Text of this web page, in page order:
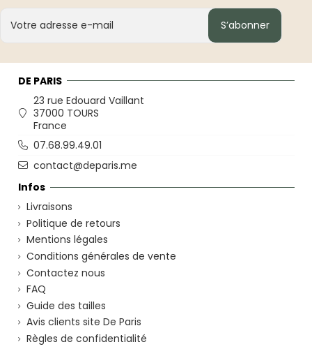
S’abonner
Infos
Livraisons
Politique de retours
Mentions légales
Conditions générales de vente
Contactez nous
FAQ
Guide des tailles
Avis clients site De Paris
Règles de confidentialité
DE PARIS
23 rue Edouard Vaillant
37000 TOURS
France
07.68.99.49.01
contact@deparis.me